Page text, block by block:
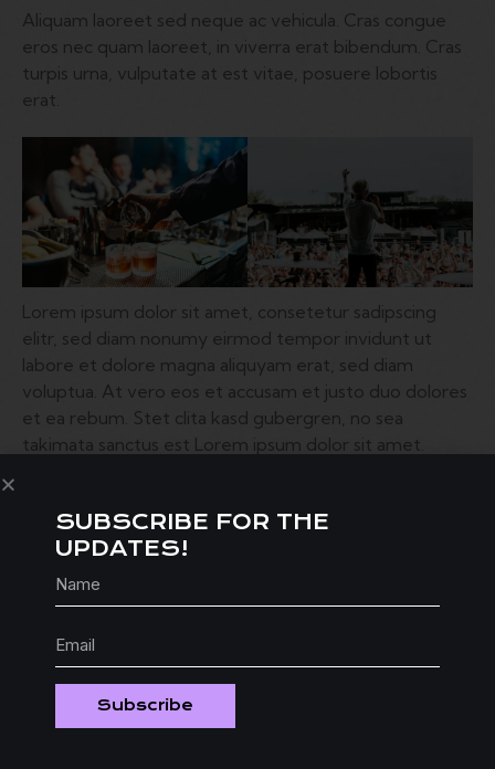
Aliquam laoreet sed neque ac vehicula. Cras congue
eros nec quam laoreet, in viverra erat bibendum. Cras
turpis urna, vulputate at est vitae, posuere lobortis
erat.
Lorem ipsum dolor sit amet, consetetur sadipscing
elitr, sed diam nonumy eirmod tempor invidunt ut
labore et dolore magna aliquyam erat, sed diam
voluptua. At vero eos et accusam et justo duo dolores
et ea rebum. Stet clita kasd gubergren, no sea
takimata sanctus est Lorem ipsum dolor sit amet.
Curabitur pellentesque odio magna, id malesuada arcu
sodales ut. Sed sed quam ut ex bibendum commodo
id id magna. Aliquam sed ligula sed ante blandit
volutpat. Ut bibendum, nisi et mattis vulputate, odio
elitr, sed diam nonumy eirmod tempor invidunt ut
labore et dolore magna aliquyam erat, sed diam
SUBSCRIBE FOR THE
UPDATES!
Subscribe